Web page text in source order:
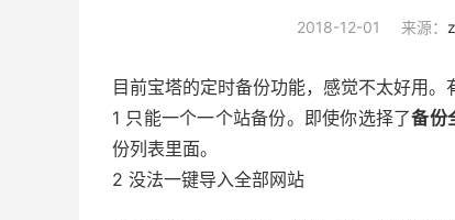
2018-12-01 来源：
目前宝塔的定时备份功能，感觉不太好用。
1 只能一个一个站备份。即使你选择了备份
份列表里面。
2 没法一键导入全部网站